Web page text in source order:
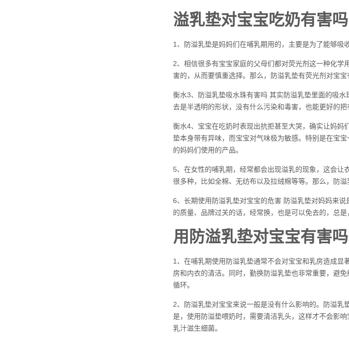
溢乳垫对宝宝吃奶有害吗
1、防溢乳垫是妈妈们在哺乳期用的，主要是为了能够吸
2、相信很多有宝宝家庭的父母们都对荧光剂这一种化
害的，从而要慎重选择。那么，防溢乳垫有荧光剂对宝
衡水3、防溢乳垫吸水珠有害吗 其实防溢乳垫里面的吸
去是半透明的形状，没有什么污染和毒害，也能更好的
衡水4、宝宝在吃奶时表现出抗拒甚至大哭，确实让妈
垫本身带有异味，而宝宝对气味极为敏感。特别是在宝
的妈妈们使用的产品。
5、在女性的哺乳期，经常都会出现溢乳的现象，这会
很多种，比如全棉、无纺布以及拉绒棉等等。那么，防
6、长期使用防溢乳垫对宝宝的危害 防溢乳垫对妈妈来
的质量、品牌过关的话，经常换，也是可以免去的，总
用防溢乳垫对宝宝有害吗
1、在哺乳期使用防溢乳垫通常不会对宝宝和乳房造成显
房和内衣的清洁。同时，勤换防溢乳垫也非常重要，避
循环。
2、防溢乳垫对宝宝来说一般是没有什么影响的。防溢
是，使用防溢垫喂奶时，需要清洁乳头，这样才不会影
乳汁滋生细菌。